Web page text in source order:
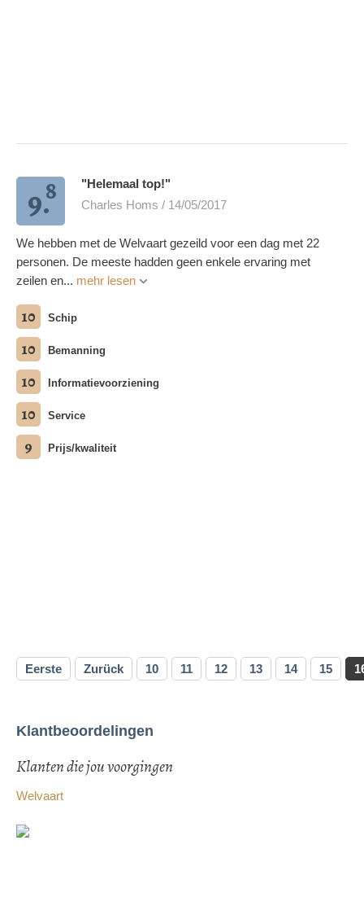
9.8
"Helemaal top!"
Charles Homs / 14/05/2017
We hebben met de Welvaart gezeild voor een dag met 22
personen. De meeste hadden geen enkele ervaring met
zeilen en... mehr lesen
10 Schip
10 Bemanning
10 Informatievoorziening
10 Service
9 Prijs/kwaliteit
Eerste Zurück 10 11 12 13 14 15
Klantbeoordelingen
Klanten die jou voorgingen
Welvaart